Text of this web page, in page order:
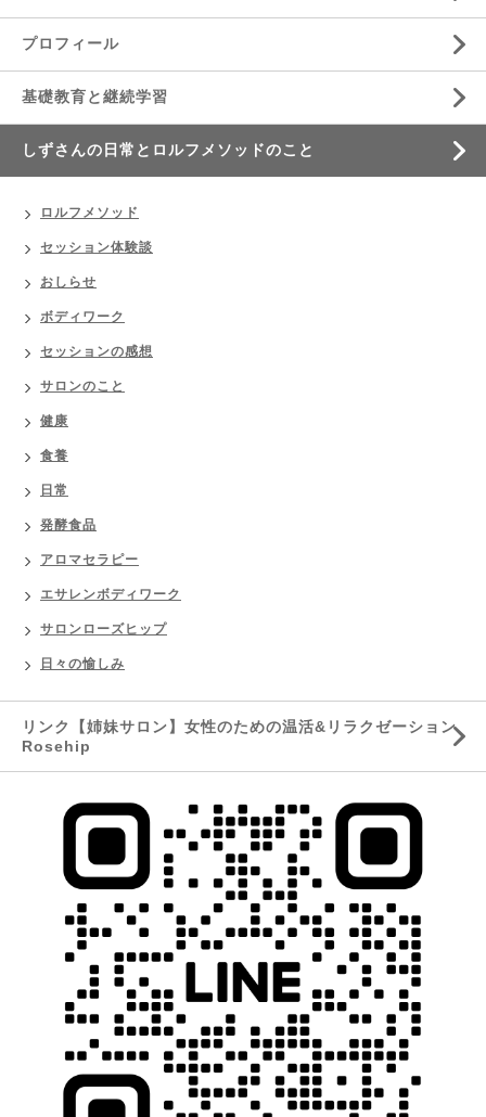
プロフィール
基礎教育と継続学習
しずさんの日常とロルフメソッドのこと
ロルフメソッド
セッション体験談
おしらせ
ボディワーク
セッションの感想
サロンのこと
健康
食養
日常
発酵食品
アロマセラピー
エサレンボディワーク
サロンローズヒップ
日々の愉しみ
リンク【姉妹サロン】女性のための温活&リラクゼーション
Rosehip